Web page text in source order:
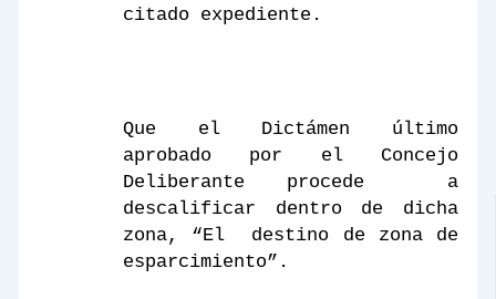
citado expediente.
Que el Dictámen último
aprobado por el Concejo
Deliberante procede
a
descalificar dentro de dicha
zona, “El
destino de zona de
esparcimiento”.